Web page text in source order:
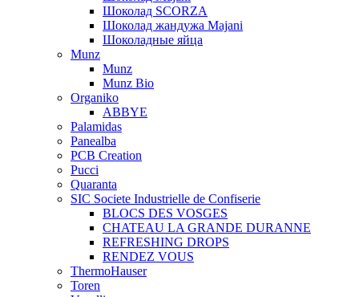
Шоколад SCORZA
Шоколад жандужа Majani
Шоколадные яйца
Munz
Munz
Munz Bio
Organiko
ABBYE
Palamidas
Panealba
PCB Creation
Pucci
Quaranta
SIC Societe Industrielle de Confiserie
BLOCS DES VOSGES
CHATEAU LA GRANDE DURANNE
REFRESHING DROPS
RENDEZ VOUS
ThermoHauser
Toren